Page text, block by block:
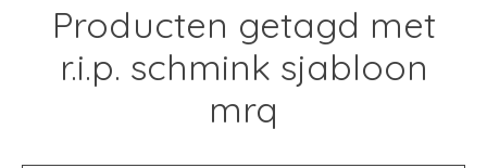
Producten getagd met
r.i.p. schmink sjabloon
mrq